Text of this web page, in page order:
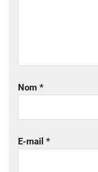
Nom *
E-mail *